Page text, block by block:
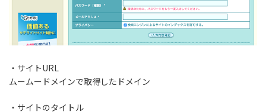
・サイトURL
ムームードメインで取得したドメイン
・サイトのタイトル